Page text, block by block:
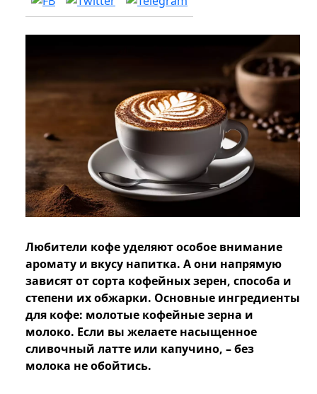
Любители кофе уделяют особое внимание
аромату и вкусу напитка. А они напрямую
зависят от сорта кофейных зерен, способа и
степени их обжарки. Основные ингредиенты
для кофе: молотые кофейные зерна и
молоко. Если вы желаете насыщенное
сливочный латте или капучино, – без
молока не обойтись.